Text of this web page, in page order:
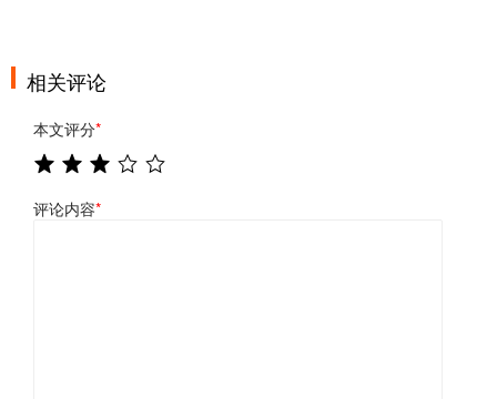
相关评论
本文评分*
评论内容*